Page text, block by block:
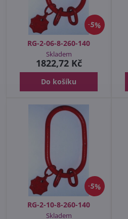
5%
RG-2-06-8-260-140
Skladem
1822,72 Kč
Do košíku
5%
RG-2-10-8-260-140
Skladem